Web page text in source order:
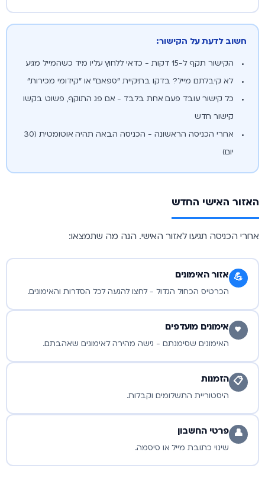
חשוב לדעת על הקישור:
הקישור תקף ל-15 דקות - כדאי ללחוץ עליו מיד כשהמייל מגיע
לא קיבלתם מייל? בדקו בתיקיית "ספאם" או "קידומי מכירות"
כל קישור עובד פעם אחת בלבד - אם פג התוקף, פשוט בקשו
קישור חדש
אחרי הכניסה הראשונה - הכניסה הבאה תהיה אוטומטית (30
יום)
האזור האישי החדש
אחרי הכניסה תגיעו לאזור האישי. הנה מה שתמצאו:
💪 אזור האימונים
הכרטיס הכחול הגדול - לחצו להגעה לכל הסדרות והאימונים.
♥ אימונים מועדפים
האימונים שסימנתם - גישה מהירה לאימונים שאהבתם.
📋 הזמנות
היסטוריית התשלומים וקבלות.
👤 פרטי החשבון
שינוי כתובת מייל או סיסמה.